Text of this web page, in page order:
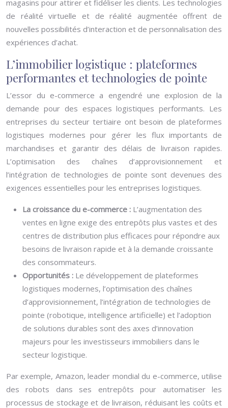
magasins pour attirer et fidéliser les clients. Les technologies
de réalité virtuelle et de réalité augmentée offrent de
nouvelles possibilités d’interaction et de personnalisation des
expériences d’achat.
L’immobilier logistique : plateformes
performantes et technologies de pointe
L’essor du e-commerce a engendré une explosion de la
demande pour des espaces logistiques performants. Les
entreprises du secteur tertiaire ont besoin de plateformes
logistiques modernes pour gérer les flux importants de
marchandises et garantir des délais de livraison rapides.
L’optimisation des chaînes d’approvisionnement et
l’intégration de technologies de pointe sont devenues des
exigences essentielles pour les entreprises logistiques.
La croissance du e-commerce : L’augmentation des
ventes en ligne exige des entrepôts plus vastes et des
centres de distribution plus efficaces pour répondre aux
besoins de livraison rapide et à la demande croissante
des consommateurs.
Opportunités : Le développement de plateformes
logistiques modernes, l’optimisation des chaînes
d’approvisionnement, l’intégration de technologies de
pointe (robotique, intelligence artificielle) et l’adoption
de solutions durables sont des axes d’innovation
majeurs pour les investisseurs immobiliers dans le
secteur logistique.
Par exemple, Amazon, leader mondial du e-commerce, utilise
des robots dans ses entrepôts pour automatiser les
processus de stockage et de livraison, réduisant les coûts et